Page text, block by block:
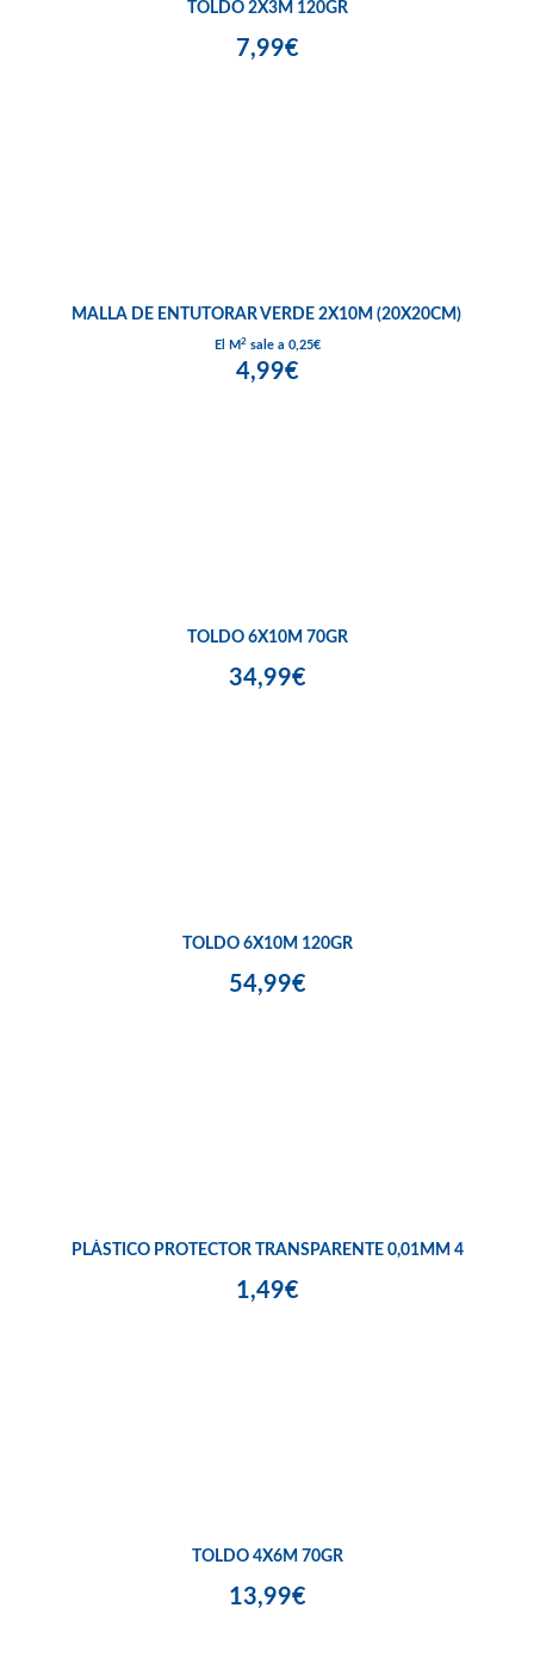
TOLDO 2X3M 120GR
7,99€
MALLA DE ENTUTORAR VERDE 2X10M (20X20CM)
El M2sale a 0,25€
4,99€
TOLDO 6X10M 70GR
34,99€
TOLDO 6X10M 120GR
54,99€
PLÁSTICO PROTECTOR TRANSPARENTE 0,01MM 4
1,49€
TOLDO 4X6M 70GR
13,99€